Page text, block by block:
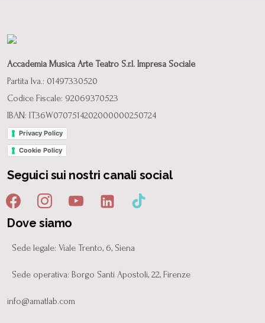
Accademia Musica Arte Teatro S.r.l. Impresa Sociale
Partita Iva.: 01497330520
Codice Fiscale: 92069370523
IBAN: IT36W0707514202000000250724
Privacy Policy
Cookie Policy
Seguici sui nostri canali social
Dove siamo
Sede legale: Viale Trento, 6, Siena
Sede operativa: Borgo Santi Apostoli, 22, Firenze
info@amatlab.com